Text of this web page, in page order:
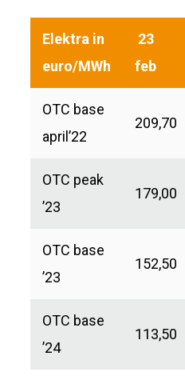
Elektra in
euro/MWh
23
feb
OTC base
april’22
209,70
OTC peak
’23
179,00
OTC base
’23
152,50
OTC base
’24
113,50